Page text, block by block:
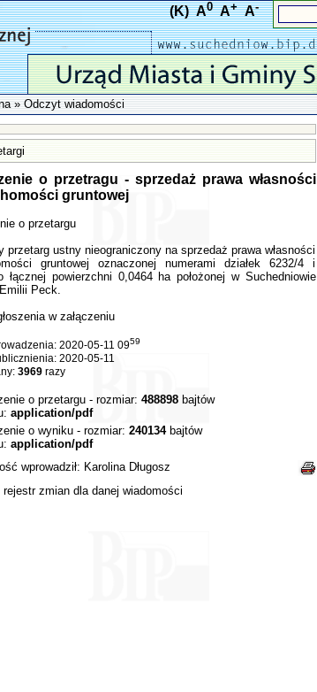
(K) A0 A+ A-
» Odczyt wiadomości
o przetragu - sprzedaż prawa własności
gruntowej
o przetargu
przetarg ustny nieograniczony na sprzedaż prawa własności
gruntowej oznaczonej numerami działek 6232/4 i
łącznej powierzchni 0,0464 ha położonej w Suchedniowie
Peck.
w załączeniu
2020-05-11 0959
2020-05-11
3969razy
o przetargu - rozmiar: 488898bajtów
application/pdf
o wyniku - rozmiar: 240134bajtów
application/pdf
wprowadził: Karolina Długosz
rejestr zmian dla danej wiadomości